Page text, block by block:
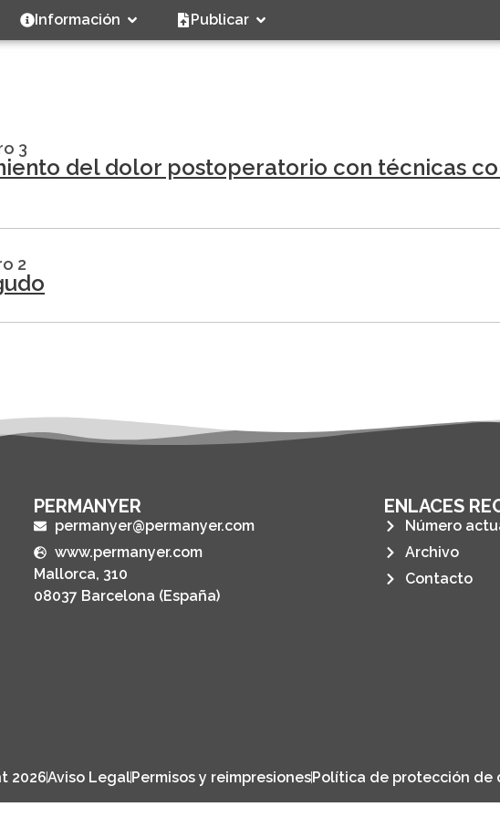
Información Publicar
3
del dolor postoperatorio con técnicas
2
PERMANYER
permanyer@permanyer.com
www.permanyer.com
Mallorca, 310
08037 Barcelona (España)
ENLACES
Número
Archivo
Contacto
2026Aviso LegalPermisos y reimpresionesPolítica de protección de